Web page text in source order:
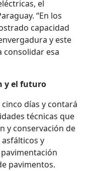
el
“En los
capacidad
y este
esa
y el futuro
cinco días y contará
técnicas que
y conservación de
y
pavimentos.